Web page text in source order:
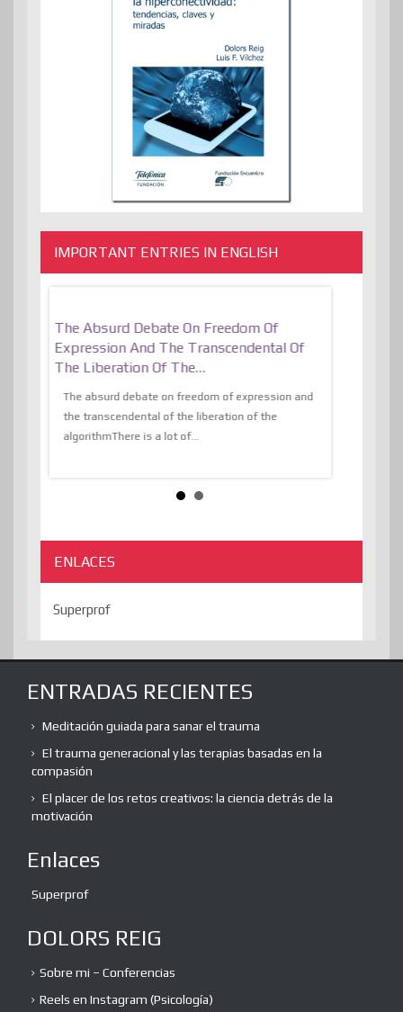
IMPORTANT ENTRIES IN ENGLISH
The Absurd Debate On Freedom Of
Expression And The Transcendental Of
The Liberation Of The…
The absurd debate on freedom of expression and
the transcendental of the liberation of the
algorithmThere is a lot of...
ENLACES
Superprof
ENTRADAS RECIENTES
Meditación guiada para sanar el trauma
El trauma generacional y las terapias basadas en la
compasión
El placer de los retos creativos: la ciencia detrás de la
motivación
Enlaces
Superprof
DOLORS REIG
Sobre mi – Conferencias
Reels en Instagram (Psicología)